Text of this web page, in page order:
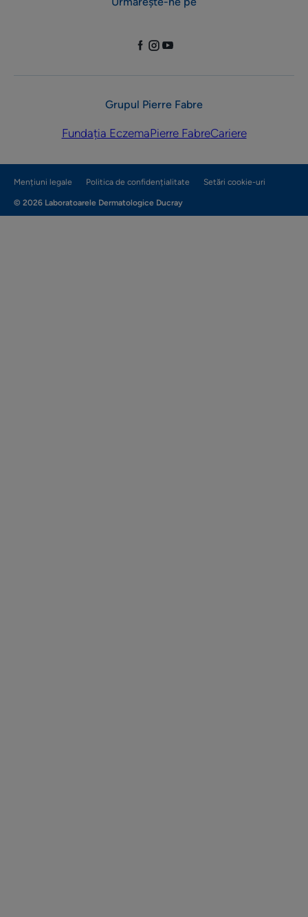
Grupul Pierre Fabre
Fundația EczemaPierre FabreCariere
Mențiuni legale Politica de confidențialitate Setări cookie-uri
© 2026 Laboratoarele Dermatologice Ducray